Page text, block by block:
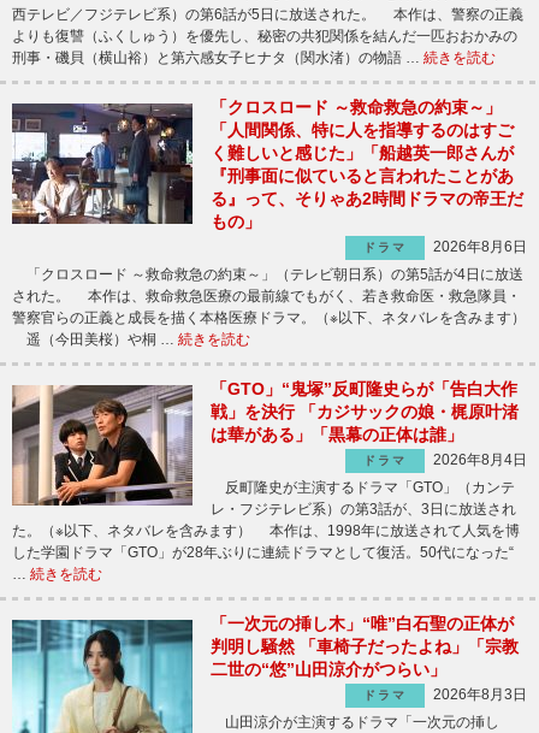
西テレビ／フジテレビ系）の第6話が5日に放送された。 本作は、警察の正義
よりも復讐（ふくしゅう）を優先し、秘密の共犯関係を結んだ一匹おおかみの
刑事・磯貝（横山裕）と第六感女子ヒナタ（関水渚）の物語 … 続きを読む
「クロスロード ～救命救急の約束～」
「人間関係、特に人を指導するのはすご
く難しいと感じた」「船越英一郎さんが
『刑事面に似ていると言われたことがあ
る』って、そりゃあ2時間ドラマの帝王だ
もの」
ドラマ
2026年8月6日
「クロスロード ～救命救急の約束～」（テレビ朝日系）の第5話が4日に放送
された。 本作は、救命救急医療の最前線でもがく、若き救命医・救急隊員・
警察官らの正義と成長を描く本格医療ドラマ。（※以下、ネタバレを含みます）
遥（今田美桜）や桐 … 続きを読む
「GTO」“鬼塚”反町隆史らが「告白大作
戦」を決行 「カジサックの娘・梶原叶渚
は華がある」「黒幕の正体は誰」
ドラマ
2026年8月4日
反町隆史が主演するドラマ「GTO」（カンテ
レ・フジテレビ系）の第3話が、3日に放送され
た。（※以下、ネタバレを含みます） 本作は、1998年に放送されて人気を博
した学園ドラマ「GTO」が28年ぶりに連続ドラマとして復活。50代になった“
続きを読む
「一次元の挿し木」“唯”白石聖の正体が
判明し騒然 「車椅子だったよね」「宗教
二世の“悠”山田涼介がつらい」
ドラマ
2026年8月3日
山田涼介が主演するドラマ「一次元の挿し